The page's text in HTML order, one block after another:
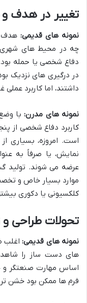
تغییر در هدف و
نمونه های قدیمی:هدف
چه در محیط های شهری
دفاع شخصی یا حمله
در درگیری های نزدیک
داشتند، اما کاربرد عملی
نمونه های مدرن:با وضع
کاربرد دفاع شخصی از
است. امروزه، بسیاری
نمایش، یا صرفاً به
عرضه می شوند. تولید
موارد بسیار خاص و
کلکسیونی یا دکوری
تحولات طراحی
نمونه های قدیمی:اغلب
های دست ساز را شاهد
اساس مهارت صنعتگر و
فرم ها ممکن بود خشن تر